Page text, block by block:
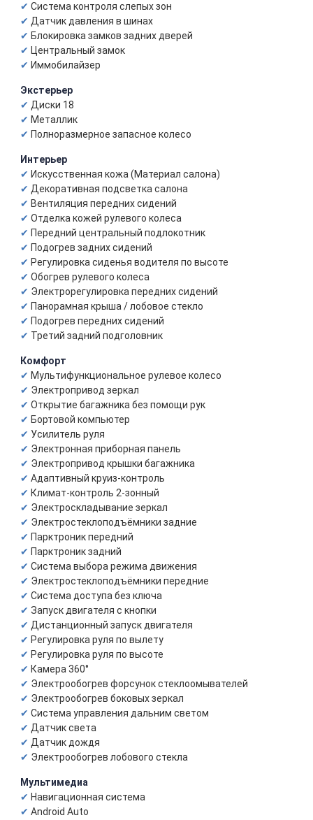
Система контроля слепых зон
Датчик давления в шинах
Блокировка замков задних дверей
Центральный замок
Иммобилайзер
Экстерьер
Диски 18
Металлик
Полноразмерное запасное колесо
Интерьер
Искусственная кожа (Материал салона)
Декоративная подсветка салона
Вентиляция передних сидений
Отделка кожей рулевого колеса
Передний центральный подлокотник
Подогрев задних сидений
Регулировка сиденья водителя по высоте
Обогрев рулевого колеса
Электрорегулировка передних сидений
Панорамная крыша / лобовое стекло
Подогрев передних сидений
Третий задний подголовник
Комфорт
Мультифункциональное рулевое колесо
Электропривод зеркал
Открытие багажника без помощи рук
Бортовой компьютер
Усилитель руля
Электронная приборная панель
Электропривод крышки багажника
Адаптивный круиз-контроль
Климат-контроль 2-зонный
Электроскладывание зеркал
Электростеклоподъёмники задние
Парктроник передний
Парктроник задний
Система выбора режима движения
Электростеклоподъёмники передние
Система доступа без ключа
Запуск двигателя с кнопки
Дистанционный запуск двигателя
Регулировка руля по вылету
Регулировка руля по высоте
Камера 360°
Электрообогрев форсунок стеклоомывателей
Электрообогрев боковых зеркал
Система управления дальним светом
Датчик света
Датчик дождя
Электрообогрев лобового стекла
Мультимедиа
Навигационная система
Android Auto